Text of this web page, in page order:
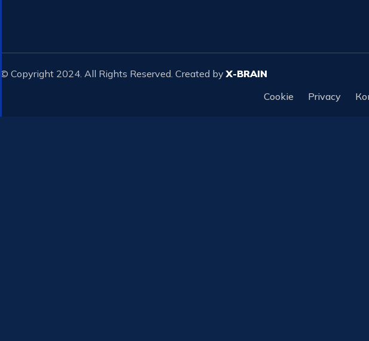
© Copyright 2024. All Rights Reserved. Created byX-BRAIN
Cookie
Privacy